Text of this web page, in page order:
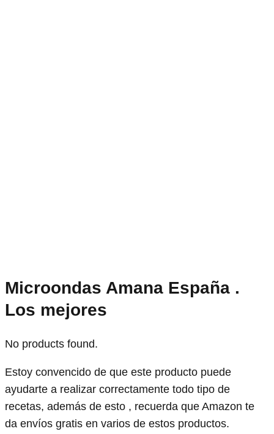
Microondas Amana España .
Los mejores
No products found.
Estoy convencido de que este producto puede
ayudarte a realizar correctamente todo tipo de
recetas, además de esto , recuerda que Amazon te
da envíos gratis en varios de estos productos.